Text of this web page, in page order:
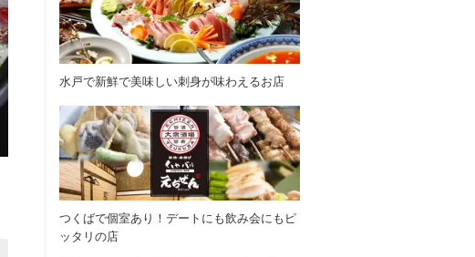
水戸で新鮮で美味しい刺身が味わえるお店
つくばで個室あり！デートにも飲み会にもピ
ッタリの店